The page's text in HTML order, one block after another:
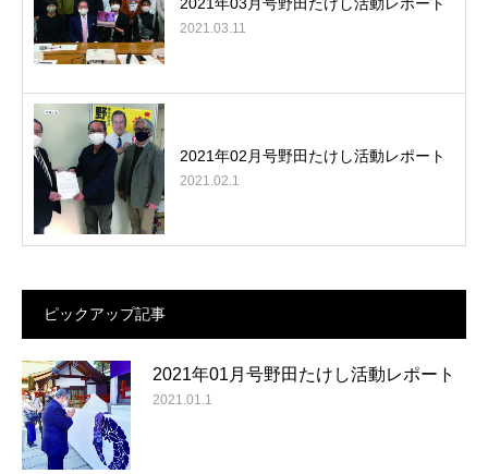
2021.03.11
2021年02月号野田たけし活動レポート
2021.02.1
ピックアップ記事
2021年01月号野田たけし活動レポート
2021.01.1